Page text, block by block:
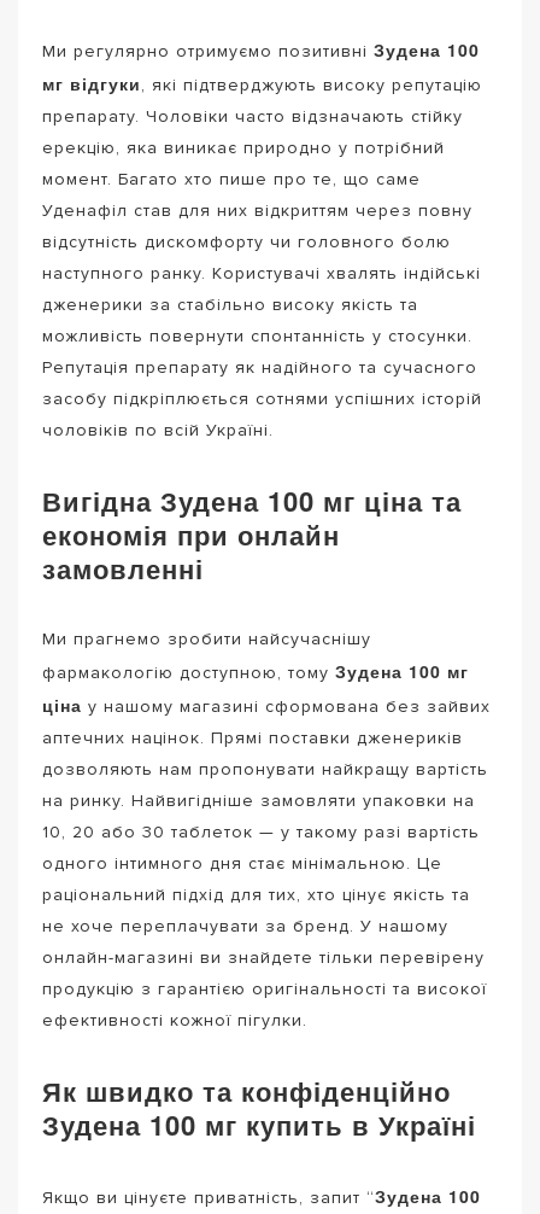
Ми регулярно отримуємо позитивні Зудена 100
мг відгуки, які підтверджують високу репутацію
препарату. Чоловіки часто відзначають стійку
ерекцію, яка виникає природно у потрібний
момент. Багато хто пише про те, що саме
Уденафіл став для них відкриттям через повну
відсутність дискомфорту чи головного болю
наступного ранку. Користувачі хвалять індійські
дженерики за стабільно високу якість та
можливість повернути спонтанність у стосунки.
Репутація препарату як надійного та сучасного
засобу підкріплюється сотнями успішних історій
чоловіків по всій Україні.
Вигідна Зудена 100 мг ціна та
економія при онлайн
замовленні
Ми прагнемо зробити найсучаснішу
фармакологію доступною, тому Зудена 100 мг
ціна у нашому магазині сформована без зайвих
аптечних націнок. Прямі поставки дженериків
дозволяють нам пропонувати найкращу вартість
на ринку. Найвигідніше замовляти упаковки на
10, 20 або 30 таблеток — у такому разі вартість
одного інтимного дня стає мінімальною. Це
раціональний підхід для тих, хто цінує якість та
не хоче переплачувати за бренд. У нашому
онлайн-магазині ви знайдете тільки перевірену
продукцію з гарантією оригінальності та високої
ефективності кожної пігулки.
Як швидко та конфіденційно
Зудена 100 мг купить в Україні
Якщо ви цінуєте приватність, запит “Зудена 100